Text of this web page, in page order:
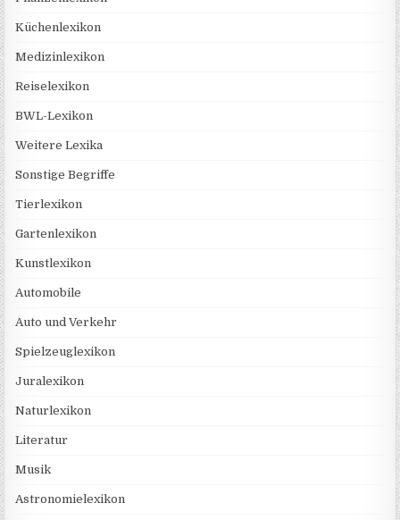
Küchenlexikon
Medizinlexikon
Reiselexikon
BWL-Lexikon
Weitere Lexika
Sonstige Begriffe
Tierlexikon
Gartenlexikon
Kunstlexikon
Automobile
Auto und Verkehr
Spielzeuglexikon
Juralexikon
Naturlexikon
Literatur
Musik
Astronomielexikon